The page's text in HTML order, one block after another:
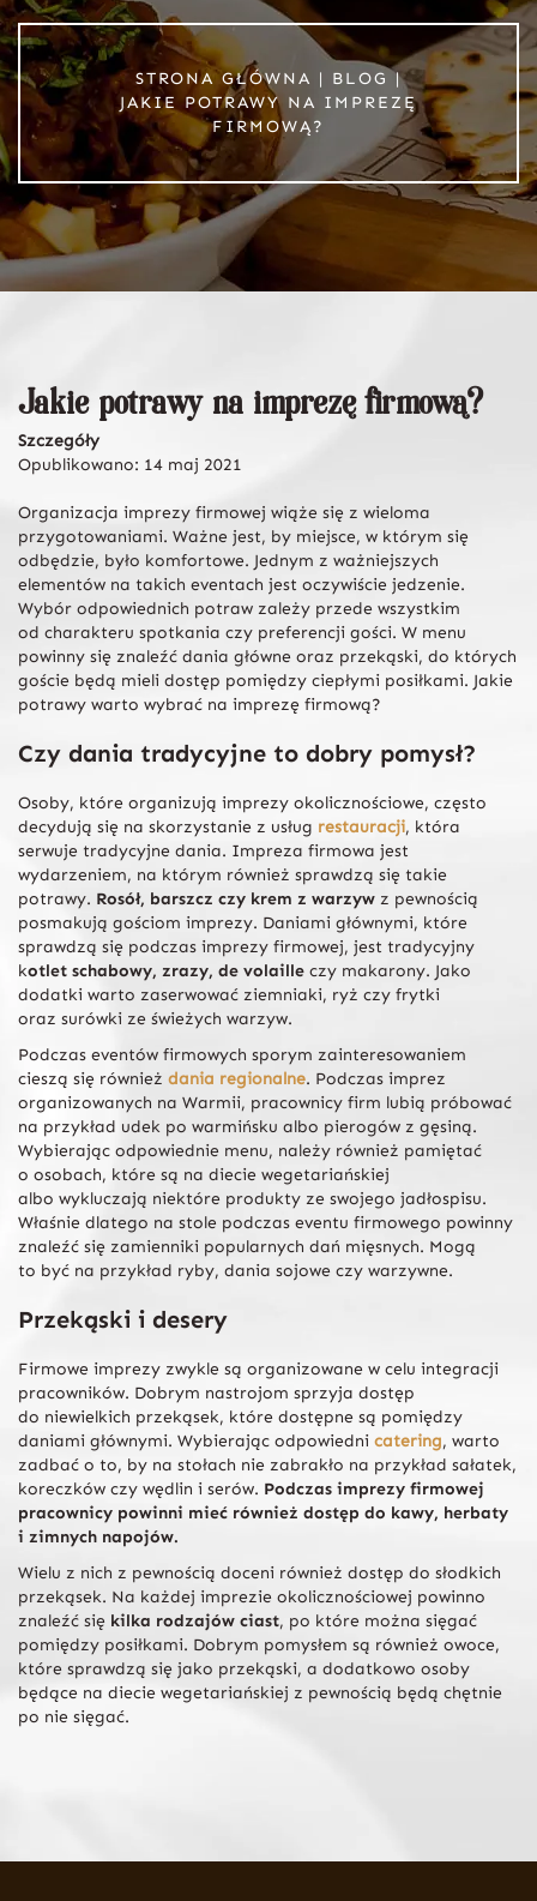
STRONA GŁÓWNA | BLOG|
JAKIE POTRAWY NA IMPREZĘ
FIRMOWĄ?
Jakie potrawy na imprezę firmową?
Szczegóły
Opublikowano: 14 maj 2021
Organizacja imprezy firmowej wiąże się z wieloma
przygotowaniami. Ważne jest, by miejsce, w którym się
odbędzie, było komfortowe. Jednym z ważniejszych
elementów na takich eventach jest oczywiście jedzenie.
Wybór odpowiednich potraw zależy przede wszystkim
od charakteru spotkania czy preferencji gości. W menu
powinny się znaleźć dania główne oraz przekąski, do których
goście będą mieli dostęp pomiędzy ciepłymi posiłkami. Jakie
potrawy warto wybrać na imprezę firmową?
Czy dania tradycyjne to dobry pomysł?
Osoby, które organizują imprezy okolicznościowe, często
decydują się na skorzystanie z usług restauracji, która
serwuje tradycyjne dania. Impreza firmowa jest
wydarzeniem, na którym również sprawdzą się takie
potrawy. Rosół, barszcz czy krem z warzyw z pewnością
posmakują gościom imprezy. Daniami głównymi, które
sprawdzą się podczas imprezy firmowej, jest tradycyjny
kotlet schabowy, zrazy, de volaille czy makarony. Jako
dodatki warto zaserwować ziemniaki, ryż czy frytki
oraz surówki ze świeżych warzyw.
Podczas eventów firmowych sporym zainteresowaniem
cieszą się również dania regionalne. Podczas imprez
organizowanych na Warmii, pracownicy firm lubią próbować
na przykład udek po warmińsku albo pierogów z gęsiną.
Wybierając odpowiednie menu, należy również pamiętać
o osobach, które są na diecie wegetariańskiej
albo wykluczają niektóre produkty ze swojego jadłospisu.
Właśnie dlatego na stole podczas eventu firmowego powinny
znaleźć się zamienniki popularnych dań mięsnych. Mogą
to być na przykład ryby, dania sojowe czy warzywne.
Przekąski i desery
Firmowe imprezy zwykle są organizowane w celu integracji
pracowników. Dobrym nastrojom sprzyja dostęp
do niewielkich przekąsek, które dostępne są pomiędzy
daniami głównymi. Wybierając odpowiedni catering, warto
zadbać o to, by na stołach nie zabrakło na przykład sałatek,
koreczków czy wędlin i serów. Podczas imprezy firmowej
pracownicy powinni mieć również dostęp do kawy, herbaty
i zimnych napojów.
Wielu z nich z pewnością doceni również dostęp do słodkich
przekąsek. Na każdej imprezie okolicznościowej powinno
znaleźć się kilka rodzajów ciast, po które można sięgać
pomiędzy posiłkami. Dobrym pomysłem są również owoce,
które sprawdzą się jako przekąski, a dodatkowo osoby
będące na diecie wegetariańskiej z pewnością będą chętnie
po nie sięgać.